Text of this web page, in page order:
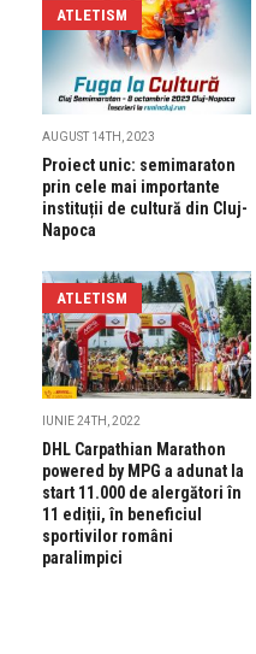
ATLETISM
AUGUST 14TH, 2023
Proiect unic: semimaraton
prin cele mai importante
instituții de cultură din Cluj-
Napoca
ATLETISM
IUNIE 24TH, 2022
DHL Carpathian Marathon
powered by MPG a adunat la
start 11.000 de alergători în
11 ediții, în beneficiul
sportivilor români
paralimpici